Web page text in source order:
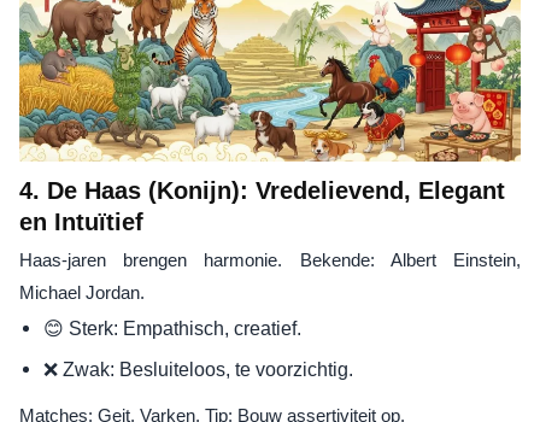
4. De Haas (Konijn): Vredelievend, Elegant
en Intuïtief
Haas-jaren brengen harmonie. Bekende: Albert Einstein,
Michael Jordan.
😊 Sterk: Empathisch, creatief.
❌ Zwak: Besluiteloos, te voorzichtig.
Matches: Geit, Varken. Tip: Bouw assertiviteit op.